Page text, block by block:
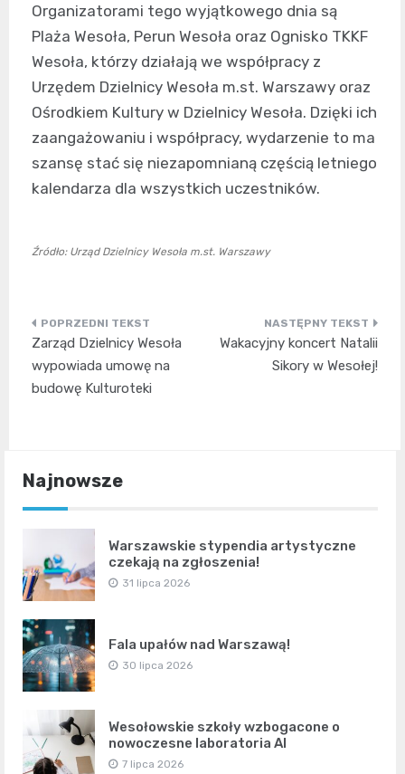
Organizatorami tego wyjątkowego dnia są
Plaża Wesoła, Perun Wesoła oraz Ognisko TKKF
Wesoła, którzy działają we współpracy z
Urzędem Dzielnicy Wesoła m.st. Warszawy oraz
Ośrodkiem Kultury w Dzielnicy Wesoła. Dzięki ich
zaangażowaniu i współpracy, wydarzenie to ma
szansę stać się niezapomnianą częścią letniego
kalendarza dla wszystkich uczestników.
Źródło: Urząd Dzielnicy Wesoła m.st. Warszawy
Nawigacja
wpisu
Zarząd Dzielnicy Wesoła
wypowiada umowę na
budowę Kulturoteki
Wakacyjny koncert Natalii
Sikory w Wesołej!
Najnowsze
Warszawskie stypendia artystyczne
czekają na zgłoszenia!
31 lipca 2026
Fala upałów nad Warszawą!
30 lipca 2026
Wesołowskie szkoły wzbogacone o
nowoczesne laboratoria AI
7 lipca 2026